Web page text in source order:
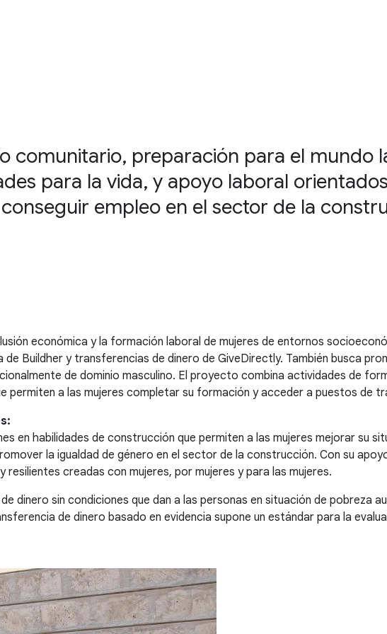
comunitario, preparación para el mundo
para la vida, y apoyo laboral
empleo en el sector de la
económica y la formación laboral de mujeres de entornos
Buildher y transferencias de dinero de GiveDirectly. También busca
de dominio masculino. El proyecto combina actividades de
permiten a las mujeres completar su formación y acceder a puestos de
en habilidades de construcción que permiten a las mujeres mejorar su
la igualdad de género en el sector de la construcción. Con su
resilientes creadas con mujeres, por mujeres y para las mujeres.
dinero sin condiciones que dan a las personas en situación de pobreza
de dinero basado en evidencia supone un estándar para la